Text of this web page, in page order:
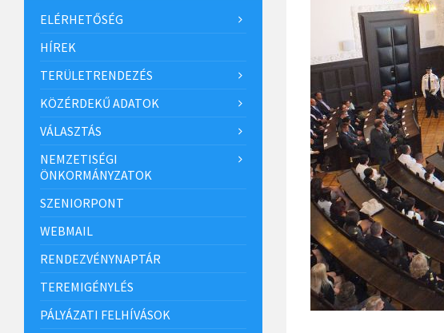
ELÉRHETŐSÉG
HÍREK
TERÜLETRENDEZÉS
KÖZÉRDEKŰ ADATOK
VÁLASZTÁS
NEMZETISÉGI
ÖNKORMÁNYZATOK
SZENIORPONT
WEBMAIL
RENDEZVÉNYNAPTÁR
TEREMIGÉNYLÉS
PÁLYÁZATI FELHÍVÁSOK